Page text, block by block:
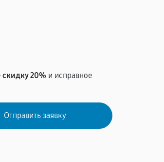
скидку 20% и исправное